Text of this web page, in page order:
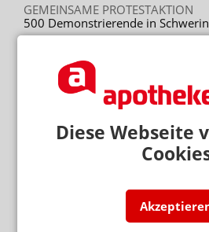
Diese Webseite
GEMEINSAME PROTESTAKTION
500 Demonstrierende in Schwerin
„Apotheken
Grenze“
LIVE VOM
„Wir sind immer die
KOMMUNIKATION SOLL
Abda geht wieder auf
APOTHEKENPROTEST